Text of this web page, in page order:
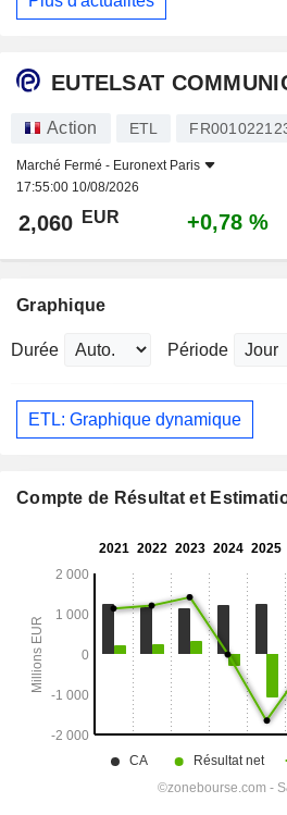
EUTELSAT
Action ETL
Marché Fermé - Euronext Paris
17:55:00 10/08/2026
2,060 EUR +0,78 %
Graphique
Durée Période
ETL: Graphique dynamique
Compte de Résultat et